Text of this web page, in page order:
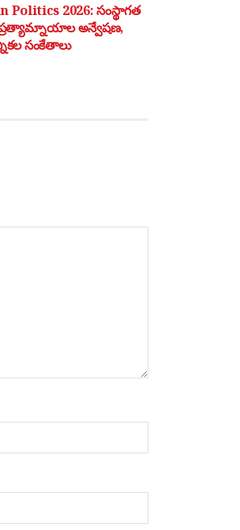
Politics 2026: సంస్థాగత
అన్వేషణ,
సంకేతాలు